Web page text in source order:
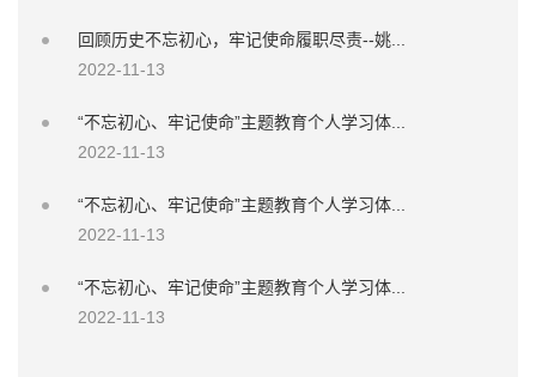
回顾历史不忘初心，牢记使命履职尽责--姚...
2022-11-13
“不忘初心、牢记使命”主题教育个人学习体...
2022-11-13
“不忘初心、牢记使命”主题教育个人学习体...
2022-11-13
“不忘初心、牢记使命”主题教育个人学习体...
2022-11-13